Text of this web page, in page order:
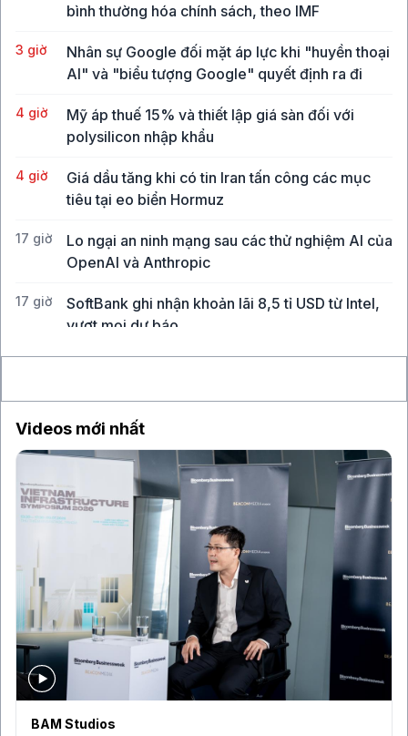
bình thường hóa chính sách, theo IMF
3 giờ
Nhân sự Google đối mặt áp lực khi "huyền thoại
AI" và "biểu tượng Google" quyết định ra đi
4 giờ
Mỹ áp thuế 15% và thiết lập giá sàn đối với
polysilicon nhập khẩu
4 giờ
Giá dầu tăng khi có tin Iran tấn công các mục
tiêu tại eo biển Hormuz
17 giờ
Lo ngại an ninh mạng sau các thử nghiệm AI của
OpenAI và Anthropic
17 giờ
SoftBank ghi nhận khoản lãi 8,5 tỉ USD từ Intel,
vượt mọi dự báo
Videos mới nhất
BAM Studios